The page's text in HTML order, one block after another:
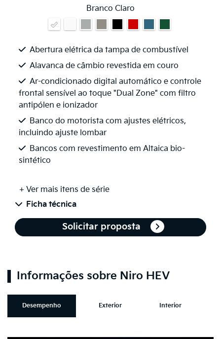
Branco Claro
Abertura elétrica da tampa de combustível
Alavanca de câmbio revestida em couro
Ar-condicionado digital automático e controle
frontal sensível ao toque "Dual Zone" com filtro
antipólen e ionizador
Banco do motorista com ajustes elétricos,
incluindo ajuste lombar
Bancos com revestimento em Altaica bio-
sintético
+ Ver mais itens de série
Ficha técnica
Solicitar proposta
Informações sobre Niro HEV
Desempenho Exterior Interior